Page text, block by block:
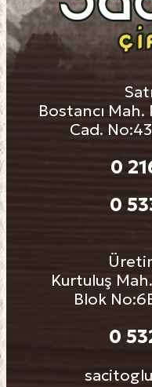
Bostancı
Cad.
0
0
Kurtuluş
Blok
0